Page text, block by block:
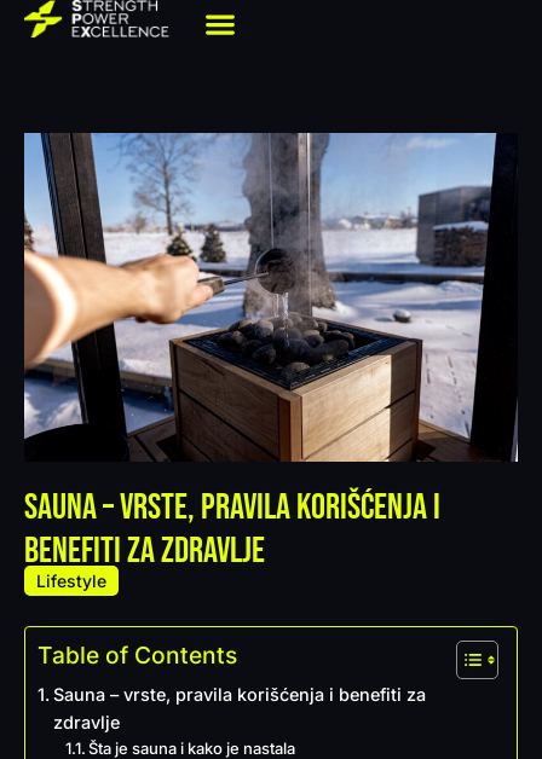
Sauna – vrste, pravila korišćenja i
benefiti za zdravlje
Lifestyle
Table of Contents
Sauna – vrste, pravila korišćenja i benefiti za
zdravlje
Šta je sauna i kako je nastala